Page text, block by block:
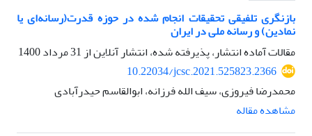
بازنگری تلفیقی تحقیقات انجام شده در حوزه قدرت(رسانه‌ای یا
نمادین) و رسانه ملی در ایران
مقالات آماده انتشار، پذیرفته شده، انتشار آنلاین از31 مرداد 1400
10.22034/jcsc.2021.525823.2366
محمدرضا فیروزی، سیف الله فرزانه، ابوالقاسم حیدرآبادی
مشاهده مقاله